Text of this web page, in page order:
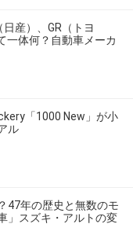
産）、GR（トヨ
一体何？自動車メーカ
「1000 New」が小
ル
47年の歴史と無数のモ
」スズキ・アルトの変